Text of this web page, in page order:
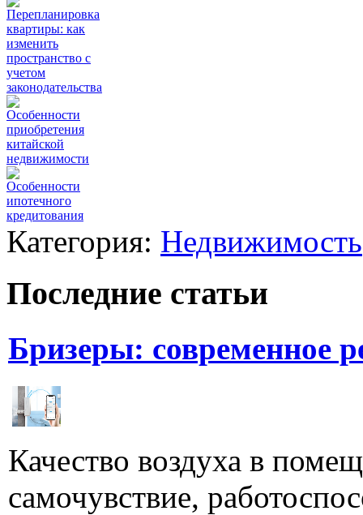
Перепланировка
квартиры: как
изменить
пространство с
учетом
законодательства
Особенности
приобретения
китайской
недвижимости
Особенности
ипотечного
кредитования
Категория: Недвижимость
Последние статьи
Бризеры: современное
Качество воздуха в
самочувствие,